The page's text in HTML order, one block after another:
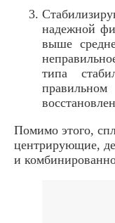
надежной
выше
типа
Помимо этого,
центрирующие,
и